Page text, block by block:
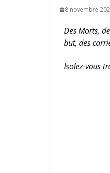
8 novembre
Des Morts,
but, des
Isolez-vous